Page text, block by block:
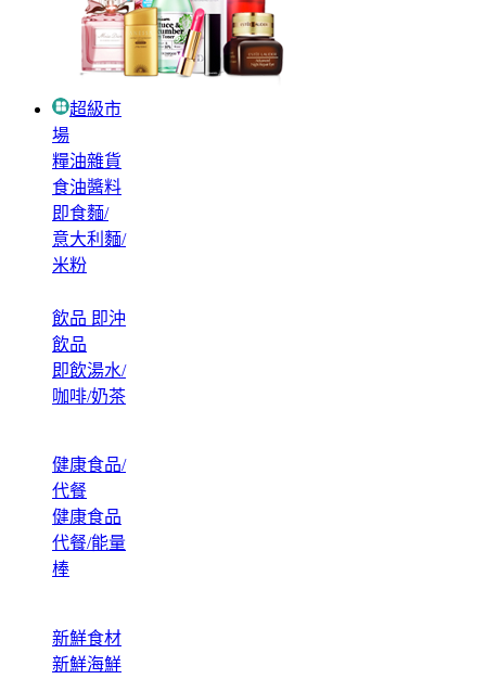
超級市
場
糧油雜貨
食油醬料
即食麵/
意大利麵/
米粉
飲品 即沖
飲品
即飲湯水/
咖啡/奶茶
健康食品/
代餐
健康食品
代餐/能量
棒
新鮮食材
新鮮海鮮